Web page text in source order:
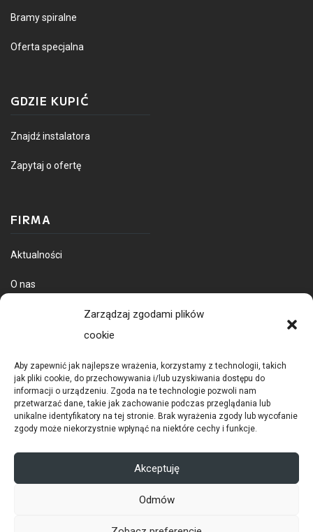
Zarządzaj zgodami plików
cookie
Aby zapewnić jak najlepsze wrażenia, korzystamy z technologii, takich
jak pliki cookie, do przechowywania i/lub uzyskiwania dostępu do
informacji o urządzeniu. Zgoda na te technologie pozwoli nam
przetwarzać dane, takie jak zachowanie podczas przeglądania lub
unikalne identyfikatory na tej stronie. Brak wyrażenia zgody lub wycofanie
zgody może niekorzystnie wpłynąć na niektóre cechy i funkcje.
Akceptuję
Odmów
Bramy spiralne
Oferta specjalna
GDZIE KUPIĆ
Znajdź instalatora
Zapytaj o ofertę
FIRMA
Aktualności
O nas
Dostawa towarów